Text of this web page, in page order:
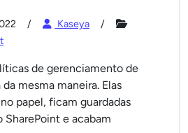
Kaseya
de gerenciamento de
mesma maneira. Elas
papel, ficam guardadas
SharePoint e acabam